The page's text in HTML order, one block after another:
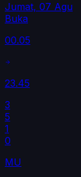
Jumat, 07 Agu
Buka
00.05
23.45
3
5
1
0
MU